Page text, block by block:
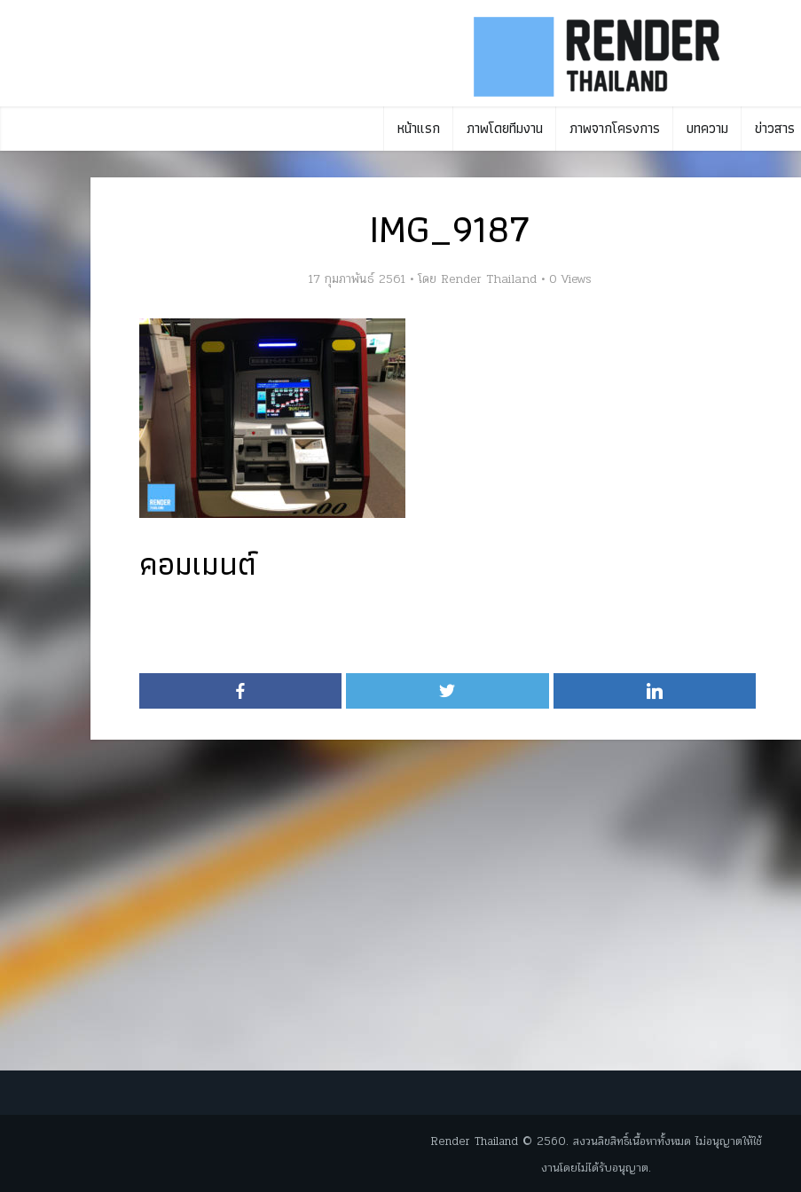
หน้าแรก ภาพโดยทีมงาน ภาพจากโครงการ บทความ ข่าวสาร
IMG_9187
17 กุมภาพันธ์ 2561 โดย Render Thailand 0 Views
คอมเมนต์
Render Thailand © 2560. สงวนลิขสิทธิ์เนื้อหาทั้งหมด ไม่อนุญาตให้ใช้
งานโดยไม่ได้รับอนุญาต.